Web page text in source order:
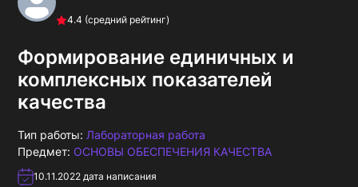
4.4 (средний рейтинг)
Формирование единичных и
комплексных показателей
качества
Тип работы: Лабораторная работа
Предмет: ОСНОВЫ ОБЕСПЕЧЕНИЯ КАЧЕСТВА
10.11.2022 дата написания